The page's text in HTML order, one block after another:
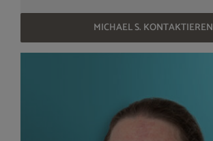
MICHAEL S. KONTAKTIEREN